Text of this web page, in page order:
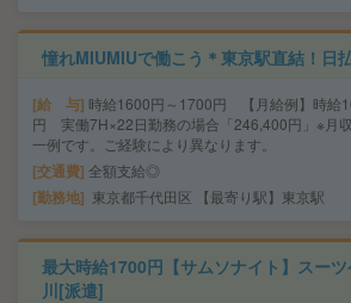
憧れMIUMIUで働こう＊東京駅直結！日
給 与 時給1600円～1700円 【月給例】時給
円 実働7H×22日勤務の場合「246,400円」※月
一例です。ご経験により異なります。
交通費 全額支給◎
勤務地 東京都千代田区 【最寄り駅】東京駅
最大時給1700円【サムソナイト】スー
川[派遣]